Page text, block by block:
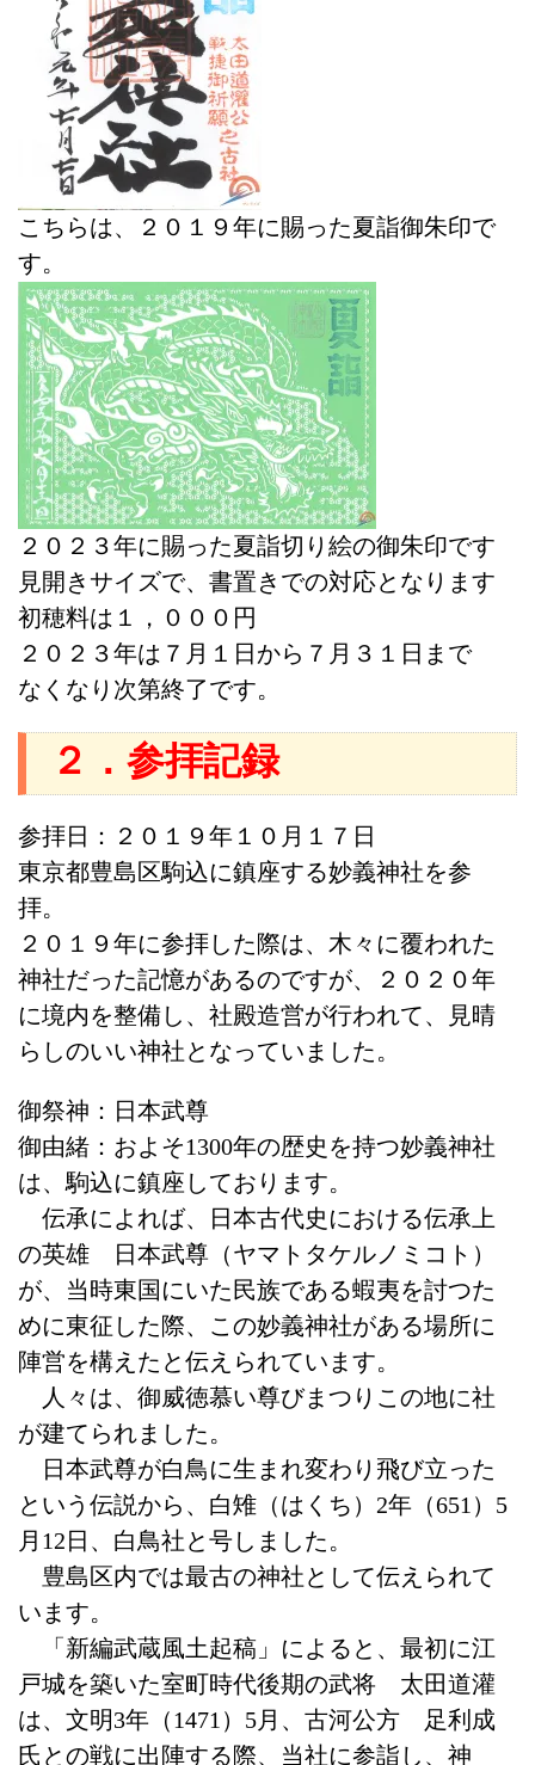
こちらは、２０１９年に賜った夏詣御朱印で
す。
２０２３年に賜った夏詣切り絵の御朱印です
見開きサイズで、書置きでの対応となります
初穂料は１，０００円
２０２３年は７月１日から７月３１日まで
なくなり次第終了です。
２．参拝記録
参拝日：２０１９年１０月１７日
東京都豊島区駒込に鎮座する妙義神社を参
拝。
２０１９年に参拝した際は、木々に覆われた
神社だった記憶があるのですが、２０２０年
に境内を整備し、社殿造営が行われて、見晴
らしのいい神社となっていました。
御祭神：日本武尊
御由緒：およそ1300年の歴史を持つ妙義神社
は、駒込に鎮座しております。
伝承によれば、日本古代史における伝承上
の英雄 日本武尊（ヤマトタケルノミコト）
が、当時東国にいた民族である蝦夷を討つた
めに東征した際、この妙義神社がある場所に
陣営を構えたと伝えられています。
人々は、御威徳慕い尊びまつりこの地に社
が建てられました。
日本武尊が白鳥に生まれ変わり飛び立った
という伝説から、白雉（はくち）2年（651）5
月12日、白鳥社と号しました。
豊島区内では最古の神社として伝えられて
います。
「新編武蔵風土起稿」によると、最初に江
戸城を築いた室町時代後期の武将 太田道灌
は、文明3年（1471）5月、古河公方 足利成
氏との戦に出陣する際、当社に参詣し、神